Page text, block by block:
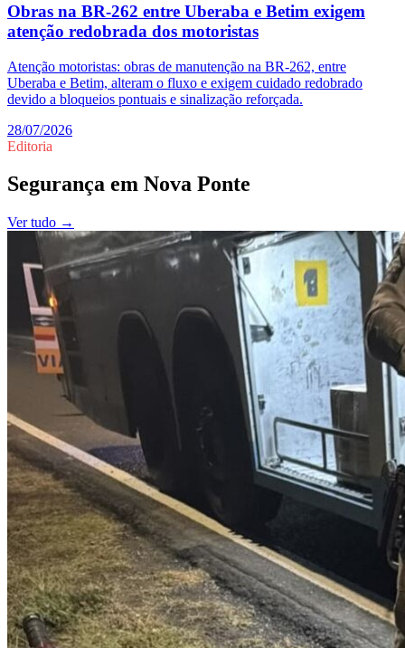
Obras na BR-262 entre Uberaba e Betim exigem
atenção redobrada dos motoristas
Atenção motoristas: obras de manutenção na BR-262, entre
Uberaba e Betim, alteram o fluxo e exigem cuidado redobrado
devido a bloqueios pontuais e sinalização reforçada.
28/07/2026
Editoria
Segurança em Nova Ponte
Ver tudo →